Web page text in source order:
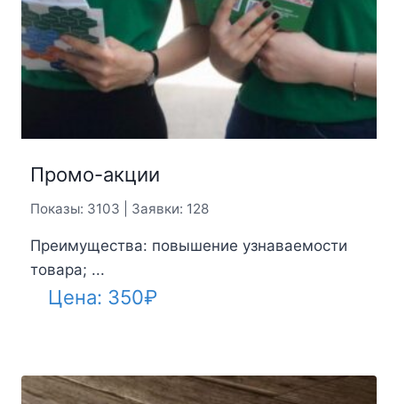
Промо-акции
Показы: 3103 | Заявки: 128
Преимущества: повышение узнаваемости
товара; ...
Цена: 350₽